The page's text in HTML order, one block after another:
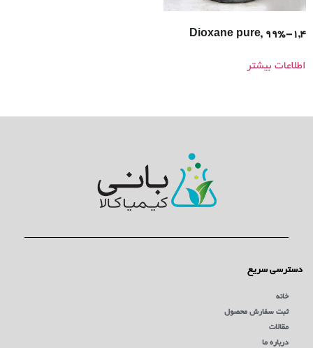
1,4-Dioxane pure, 99%
اطلاعات بیشتر
دسترسی سریع
خانه
ثبت سفارش محصول
مقالات
درباره ما